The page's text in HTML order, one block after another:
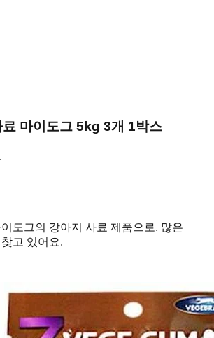
마이도그 5kg 3개 1박스
도그의 강아지 사료 제품으로, 많은
고 있어요.